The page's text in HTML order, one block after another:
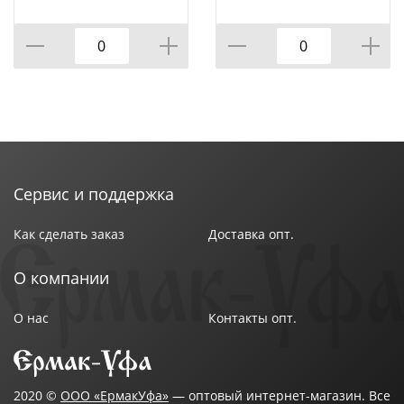
Сервис и поддержка
Как сделать заказ Доставка опт.
О компании
О нас Контакты опт.
2020 © ООО «ЕрмакУфа» — оптовый интернет-магазин. Все